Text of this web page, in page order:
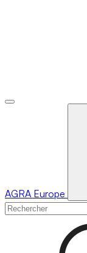
AGRA Europe